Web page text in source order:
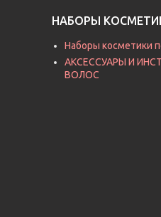
НАБОРЫ
Наборы косметики
АКСЕССУАРЫ И
ВОЛОС